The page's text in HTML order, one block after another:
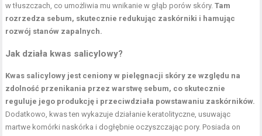
w tłuszczach, co umożliwia mu wnikanie w głąb porów skóry.Tam
rozrzedza sebum, skutecznie redukując zaskórniki i hamując
rozwój stanów zapalnych.
Jak działa kwas salicylowy?
Kwas salicylowy jest ceniony w pielęgnacji skóry ze względu na
zdolność przenikania przez warstwę sebum, co skutecznie
reguluje jego produkcję i przeciwdziała powstawaniu zaskórników.
Dodatkowo, kwas ten wykazuje działanie keratolityczne, usuwając
martwe komórki naskórka i dogłębnie oczyszczając pory. Posiada on